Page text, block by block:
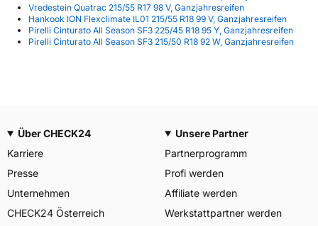
Vredestein Quatrac 215/55 R17 98 V, Ganzjahresreifen
Hankook ION Flexclimate IL01 215/55 R18 99 V, Ganzjahresreifen
Pirelli Cinturato All Season SF3 225/45 R18 95 Y, Ganzjahresreifen
Pirelli Cinturato All Season SF3 215/50 R18 92 W, Ganzjahresreifen
Über CHECK24
Karriere
Presse
Unternehmen
CHECK24 Österreich
Unsere Partner
Partnerprogramm
Profi werden
Affiliate werden
Werkstattpartner werden